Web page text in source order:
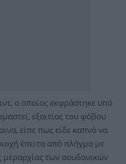
ο οποίος εκφράστηκε υπό
εξαιτίας του φόβου
είπε πως είδε καπνό να
έπειτα από πλήγμα με
μεραρχίας των σουδανικών